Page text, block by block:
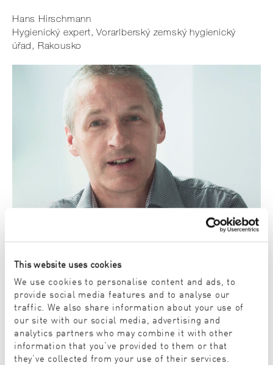
This website uses cookies
We use cookies to personalise content and ads, to
provide social media features and to analyse our
traffic. We also share information about your use of
our site with our social media, advertising and
analytics partners who may combine it with other
information that you’ve provided to them or that
they’ve collected from your use of their services.
Hans Hirschmann
Hygienický expert, Vorarlberský zemský hygienický
úřad, Rakousko
PROKÁZANÁ ČISTOTA
Hans Hirschmann, odborník na hygienu z
Vorarlberského zemského hygienického úřadu,
několikrát testoval naše vlákna pomocí přístroje
Lumitester a potvrdil, že náš systém čištění je 6×